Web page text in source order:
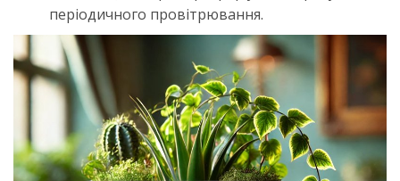
періодичного провітрювання.